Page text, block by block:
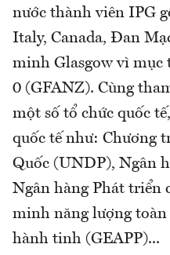
nước thành viên IPG
Italy, Canada, Đan
minh Glasgow vì mục
0 (GFANZ). Cùng
một số tổ chức quốc
quốc tế như: Chương
Quốc (UNDP), Ngân
Ngân hàng Phát triển
minh năng lượng toàn
hành tinh (GEAPP)...